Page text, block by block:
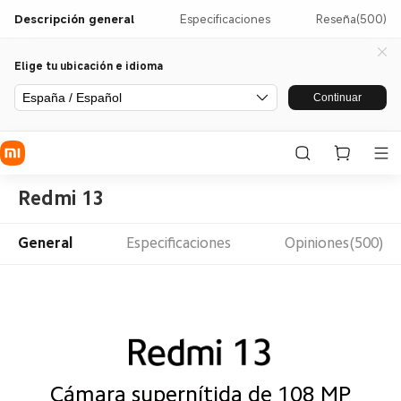
Descripción general Especificaciones Reseña(500)